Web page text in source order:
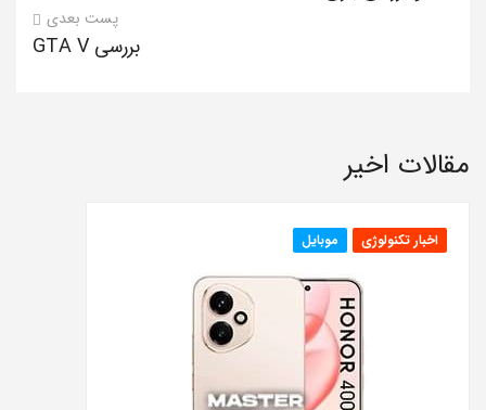
پست بعدی
بررسی GTA V
مقالات اخیر
اخبار تکنولوژی موبایل